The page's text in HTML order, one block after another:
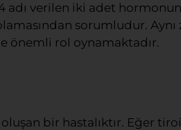
adı verilen iki adet
sorumludur. Aynı
önemli rol oynamaktadır.
bir hastalıktır. Eğer